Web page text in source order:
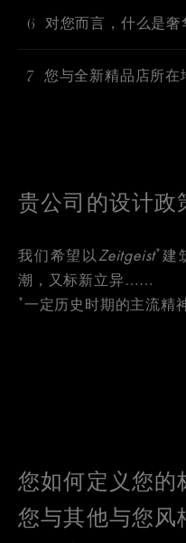
6 对您而言，什么是奢
7 您与全新精品店所在
贵公司的设计政
我们希望以Zeitgeist* 建
潮，又标新立异……
*一定历史时期的主流精
您如何定义您的
您与其他与您